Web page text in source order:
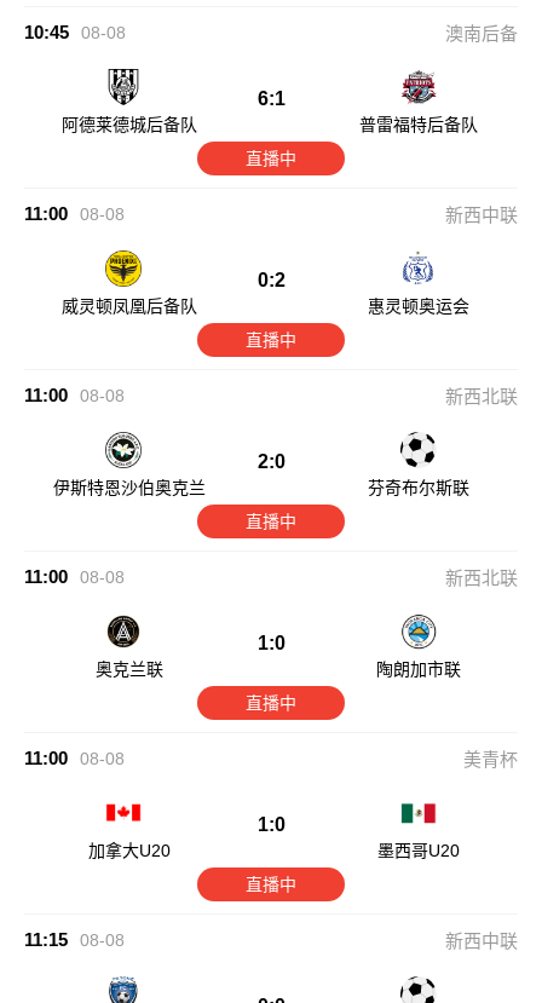
10:45 08-08 澳南后备
阿德莱德城后备队
6:1
普雷福特后备队
直播中
11:00 08-08 新西中联
威灵顿凤凰后备队
0:2
惠灵顿奥运会
直播中
11:00 08-08 新西北联
伊斯特恩沙伯奥克兰
2:0
芬奇布尔斯联
直播中
11:00 08-08 新西北联
奥克兰联
1:0
陶朗加市联
直播中
11:00 08-08 美青杯
加拿大U20
1:0
墨西哥U20
直播中
11:15 08-08 新西中联